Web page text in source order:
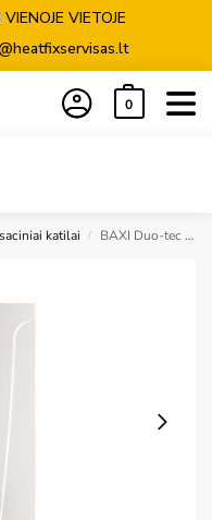
VIETOJE
0
katilai / BAXI Duo-tec compact E28 momentinis